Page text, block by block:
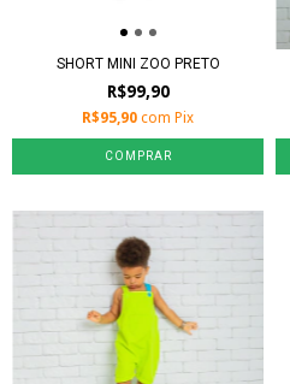
SHORT MINI ZOO PRETO
R$99,90
R$95,90 com Pix
COMPRAR